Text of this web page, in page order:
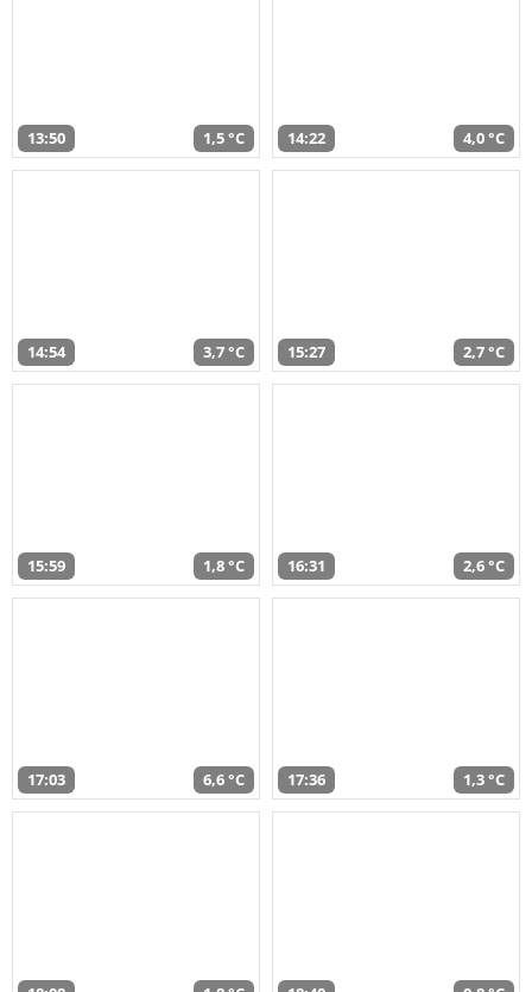
13:50 1,5 °C 14:22 4,0 °C
14:54 3,7 °C 15:27 2,7 °C
15:59 1,8 °C 16:31 2,6 °C
17:03 6,6 °C 17:36 1,3 °C